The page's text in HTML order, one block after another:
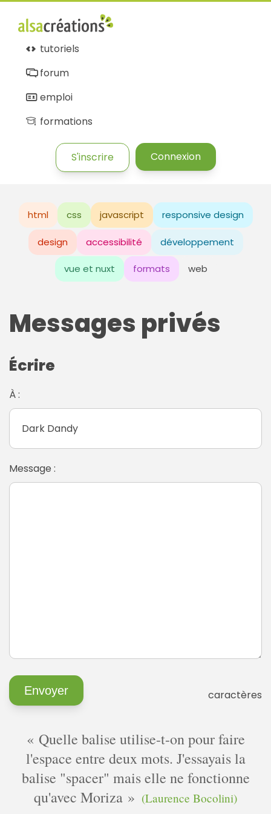
tutoriels
forum
emploi
formations
S'inscrire Connexion
html css javascript responsive design
design accessibilité développement
vue et nuxt formats web
Messages privés
Écrire
À :
Message :
caractères
Quelle balise utilise-t-on pour faire
l'espace entre deux mots. J'essayais la
balise "spacer" mais elle ne fonctionne
qu'avec Moriza
(Laurence Bocolini)